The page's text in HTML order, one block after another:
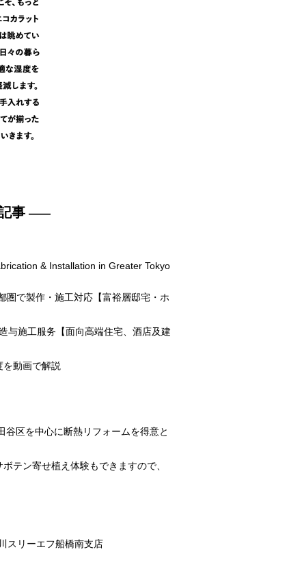
事
& Installation in Greater Tokyo
圏で製作・施工対応【富裕層邸宅・ホ
与施工服务【面向高端住宅、酒店及建
動画で解説
区を中心に断熱リフォームを得意と
テン寄せ植え体験もできますので、
スリーエフ船橋南支店